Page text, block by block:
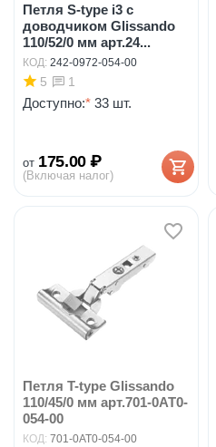
Петля S-type i3 с
доводчиком Glissando
110/52/0 мм арт.24...
КОД: 242-0972-054-00
5 1
Доступно:* 33 шт.
от 175.00 ₽
(Включая налог)
Петля T-type Glissando
110/45/0 мм арт.701-0AT0-
054-00
КОД: 701-0AT0-054-00